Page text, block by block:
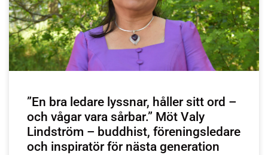
”En bra ledare lyssnar, håller sitt ord –
och vågar vara sårbar.” Möt Valy
Lindström – buddhist, föreningsledare
och inspiratör för nästa generation